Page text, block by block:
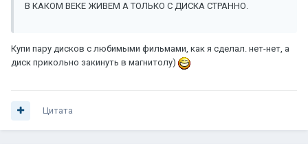
В КАКОМ ВЕКЕ ЖИВЕМ А ТОЛЬКО С ДИСКА СТРАННО.
Купи пару дисков с любимыми фильмами, как я сделал. нет-нет, а
диск прикольно закинуть в магнитолу)
Цитата